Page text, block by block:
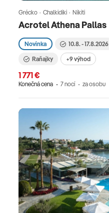
Acrotel Athena Pallas
Grécko · Chalkidiki · Nikiti
Novinka 10.8. - 17.8.2026
Raňajky +9 výhod
1 771 €
Konečná cena 7 nocí za osobu